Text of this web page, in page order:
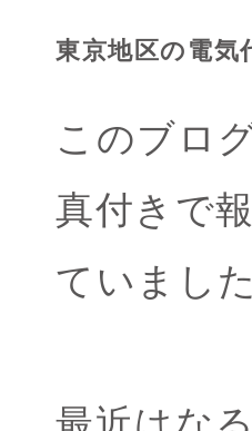
東京地区の電気
このブロ
真付きで
ていました